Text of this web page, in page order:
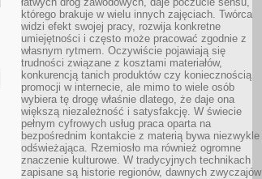
którego brakuje w wielu innych zajęciach. Twórca
widzi efekt swojej pracy, rozwija konkretne
umiejętności i często może pracować zgodnie z
własnym rytmem. Oczywiście pojawiają się
trudności związane z kosztami materiałów,
konkurencją tanich produktów czy koniecznością
promocji w internecie, ale mimo to wiele osób
wybiera tę drogę właśnie dlatego, że daje ona
większą niezależność i satysfakcję. W świecie
pełnym cyfrowych usług praca oparta na
bezpośrednim kontakcie z materią bywa niezwykle
odświeżająca. Rzemiosło ma również ogromne
znaczenie kulturowe. W tradycyjnych technikach
zapisane są historie regionów, dawnych zwyczajów